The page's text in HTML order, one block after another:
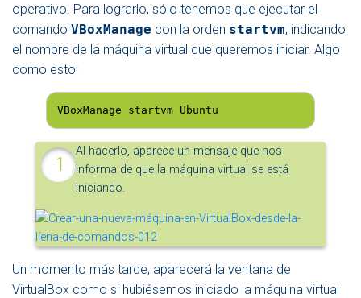
operativo. Para lograrlo, sólo tenemos que ejecutar el
comando VBoxManage con la orden startvm, indicando
el nombre de la máquina virtual que queremos iniciar. Algo
como esto:
VBoxManage startvm Ubuntu
Al hacerlo, aparece un mensaje que nos
informa de que la máquina virtual se está
iniciando.
Un momento más tarde, aparecerá la ventana de
VirtualBox como si hubiésemos iniciado la máquina virtual